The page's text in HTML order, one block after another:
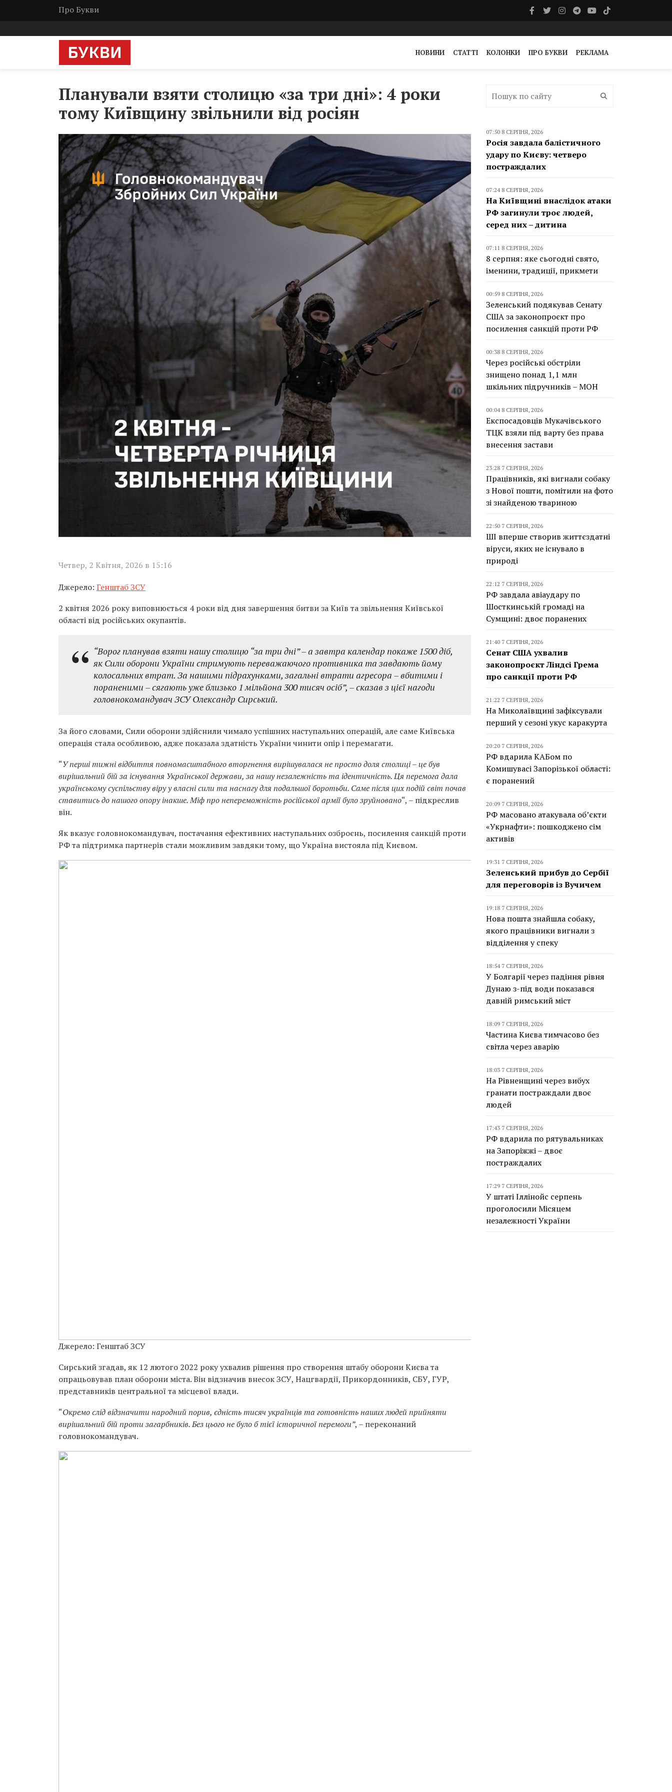
Про Букви
НОВИНИ СТАТТІ КОЛОНКИ ПРО БУКВИ РЕКЛАМА
Планували взяти столицю «за три дні»: 4 роки
тому Київщину звільнили від росіян
Четвер, 2 Квітня, 2026 в 15:16
Джерело: Генштаб ЗСУ
2 квітня 2026 року виповнюється 4 роки від дня завершення битви за Київ та звільнення Київської
області від російських окупантів.
“Ворог планував взяти нашу столицю “за три дні” – а завтра календар покаже 1500 діб,
як Сили оборони України стримують переважаючого противника та завдають йому
колосальних втрат. За нашими підрахунками, загальні втрати агресора – вбитими і
пораненими – сягають уже близько 1 мільйона 300 тисяч осіб”, – сказав з цієї нагоди
головнокомандувач ЗСУ Олександр Сирський.
За його словами, Сили оборони здійснили чимало успішних наступальних операцій, але саме Київська
операція стала особливою, адже показала здатність України чинити опір і перемагати.
“У перші тижні відбиття повномасштабного вторгнення вирішувалася не просто доля столиці – це був
вирішальний бій за існування Української держави, за нашу незалежність та ідентичність. Ця перемога дала
українському суспільству віру у власні сили та наснагу для подальшої боротьби. Саме після цих подій світ почав
ставитись до нашого опору інакше. Міф про непереможність російської армії було зруйновано“, – підкреслив
він.
Як вказує головнокомандувач, постачання ефективних наступальних озброєнь, посилення санкцій проти
РФ та підтримка партнерів стали можливим завдяки тому, що Україна вистояла під Києвом.
Джерело: Генштаб ЗСУ
Сирський згадав, як 12 лютого 2022 року ухвалив рішення про створення штабу оборони Києва та
опрацьовував план оборони міста. Він відзначив внесок ЗСУ, Нацгвардії, Прикордонників, СБУ, ГУР,
представників центральної та місцевої влади.
“Окремо слід відзначити народний порив, єдність тисяч українців та готовність наших людей прийняти
вирішальний бій проти загарбників. Без цього не було б тієї історичної перемоги”, – переконаний
головнокомандувач.
07:50 8 СЕРПНЯ, 2026
Росія завдала балістичного
удару по Києву: четверо
постраждалих
07:24 8 СЕРПНЯ, 2026
На Київщині внаслідок атаки
РФ загинули троє людей,
серед них – дитина
07:11 8 СЕРПНЯ, 2026
8 серпня: яке сьогодні свято,
іменини, традиції, прикмети
00:59 8 СЕРПНЯ, 2026
Зеленський подякував Сенату
США за законопроєкт про
посилення санкцій проти РФ
00:38 8 СЕРПНЯ, 2026
Через російські обстріли
знищено понад 1,1 млн
шкільних підручників – МОН
00:04 8 СЕРПНЯ, 2026
Експосадовців Мукачівського
ТЦК взяли під варту без права
внесення застави
23:28 7 СЕРПНЯ, 2026
Працівників, які вигнали собаку
з Нової пошти, помітили на фото
зі знайденою твариною
22:50 7 СЕРПНЯ, 2026
ШІ вперше створив життєздатні
віруси, яких не існувало в
природі
22:12 7 СЕРПНЯ, 2026
РФ завдала авіаудару по
Шосткинській громаді на
Сумщині: двоє поранених
21:40 7 СЕРПНЯ, 2026
Сенат США ухвалив
законопроєкт Ліндсі Грема
про санкції проти РФ
21:22 7 СЕРПНЯ, 2026
На Миколаївщині зафіксували
перший у сезоні укус каракурта
20:20 7 СЕРПНЯ, 2026
РФ вдарила КАБом по
Комишувасі Запорізької області:
є поранений
20:09 7 СЕРПНЯ, 2026
РФ масовано атакувала об’єкти
«Укрнафти»: пошкоджено сім
активів
19:31 7 СЕРПНЯ, 2026
Зеленський прибув до Сербії
для переговорів із Вучичем
19:18 7 СЕРПНЯ, 2026
Нова пошта знайшла собаку,
якого працівники вигнали з
відділення у спеку
18:54 7 СЕРПНЯ, 2026
У Болгарії через падіння рівня
Дунаю з-під води показався
давній римський міст
18:09 7 СЕРПНЯ, 2026
Частина Києва тимчасово без
світла через аварію
18:03 7 СЕРПНЯ, 2026
На Рівненщині через вибух
гранати постраждали двоє
людей
17:43 7 СЕРПНЯ, 2026
РФ вдарила по рятувальниках
на Запоріжжі – двоє
постраждалих
17:29 7 СЕРПНЯ, 2026
У штаті Іллінойс серпень
проголосили Місяцем
незалежності України